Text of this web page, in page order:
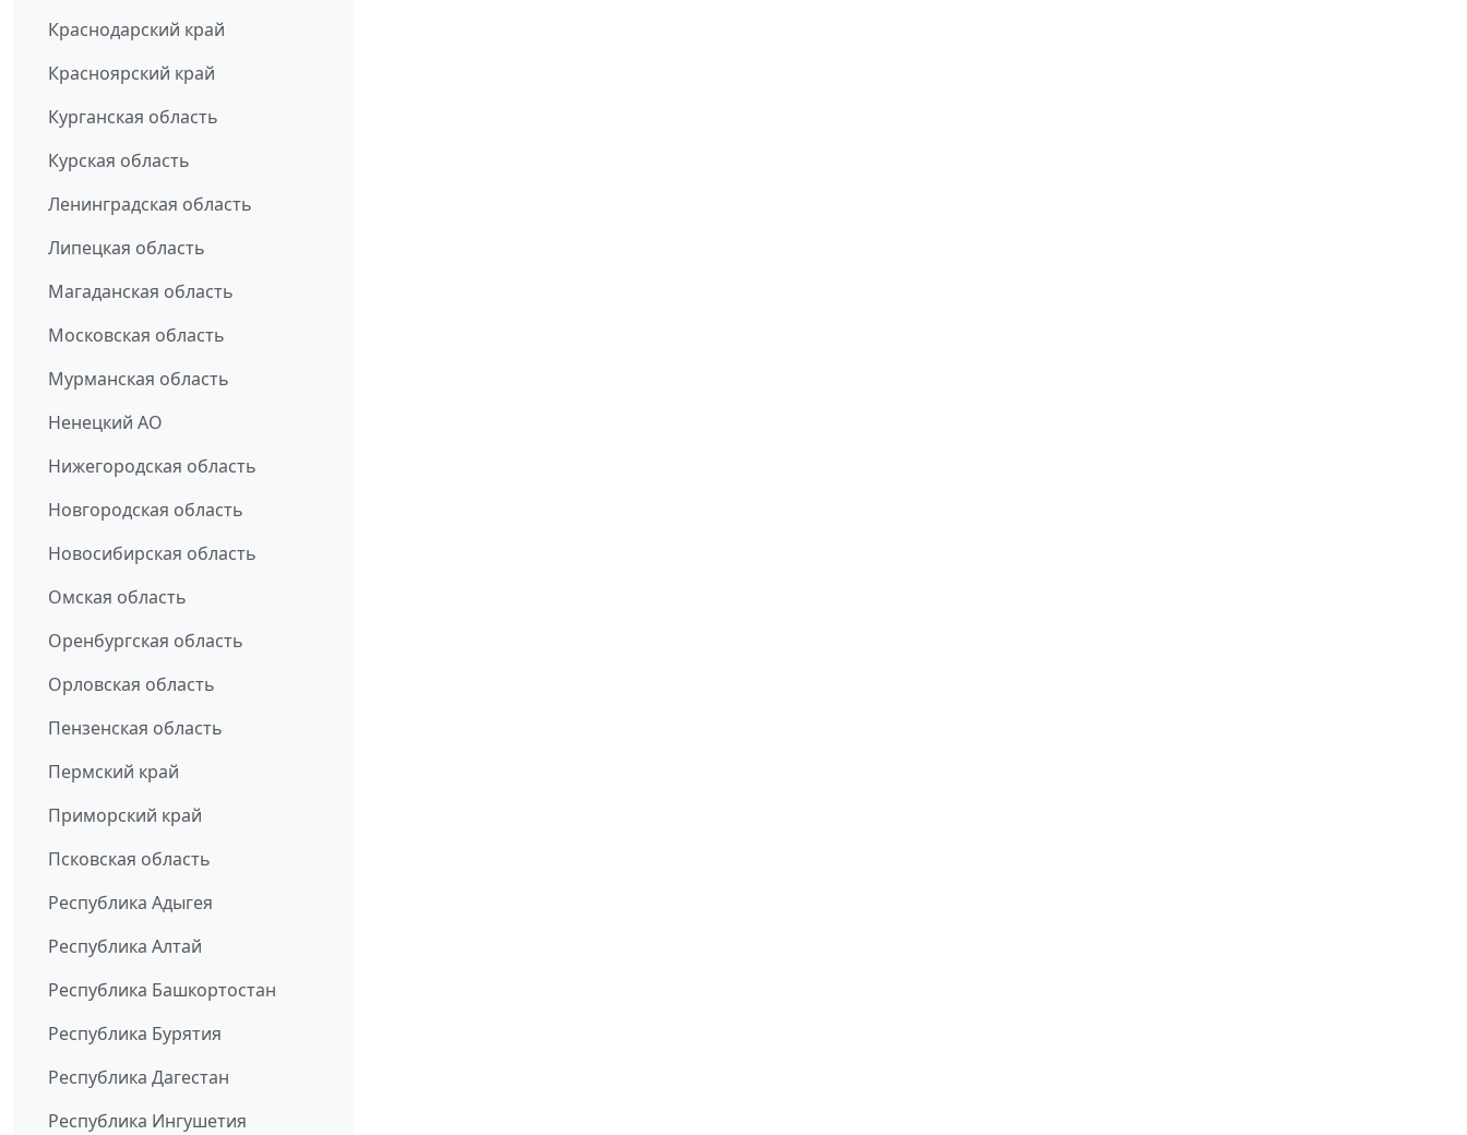
Краснодарский край
Красноярский край
Курганская область
Курская область
Ленинградская область
Липецкая область
Магаданская область
Московская область
Мурманская область
Ненецкий АО
Нижегородская область
Новгородская область
Новосибирская область
Омская область
Оренбургская область
Орловская область
Пензенская область
Пермский край
Приморский край
Псковская область
Республика Адыгея
Республика Алтай
Республика Башкортостан
Республика Бурятия
Республика Дагестан
Республика Ингушетия